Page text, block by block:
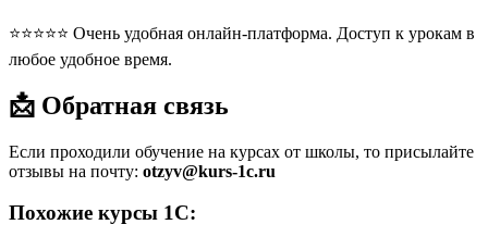
⭐⭐⭐⭐⭐ Очень удобная онлайн-платформа. Доступ к урокам в
любое удобное время.
📩 Обратная связь
Если проходили обучение на курсах от школы, то присылайте
отзывы на почту: otzyv@kurs-1c.ru
Похожие курсы 1С: